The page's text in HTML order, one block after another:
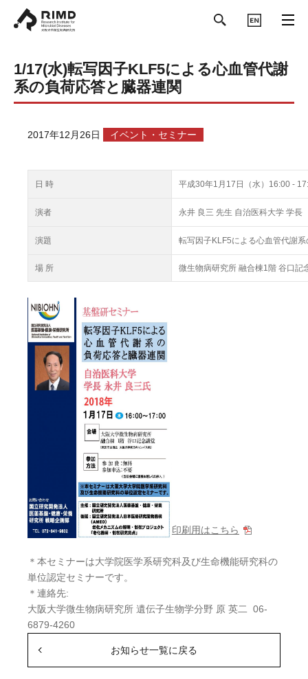
1/17(水)転写因子KLF5による心血管代謝
系の負荷応答と臓器連関
2017年12月26日 イベント・セミナー
日 時 平成30年1月17日（水）16:00 -
演者 永井 良三 先生 自治医科大学 学長
演題 転写因子KLF5による心血管代謝
場 所 微生物病研究所 融合棟1階 谷口記
印刷用はこちら
＊本セミナーは大学院医学系研究科及び生命機能研究科の
単位認定セミナーです。
＊連絡先:
大阪大学微生物病研究所 遺伝子生物学分野 原 英二 06-
6879-4260
お知らせ一覧に戻る